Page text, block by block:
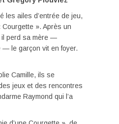
les ailes d’entrée de jeu,
Courgette ». Après un
il perd sa mère —
— le garçon vit en foyer.
Camille, ils se
jeux et des rencontres
Raymond qui l’a